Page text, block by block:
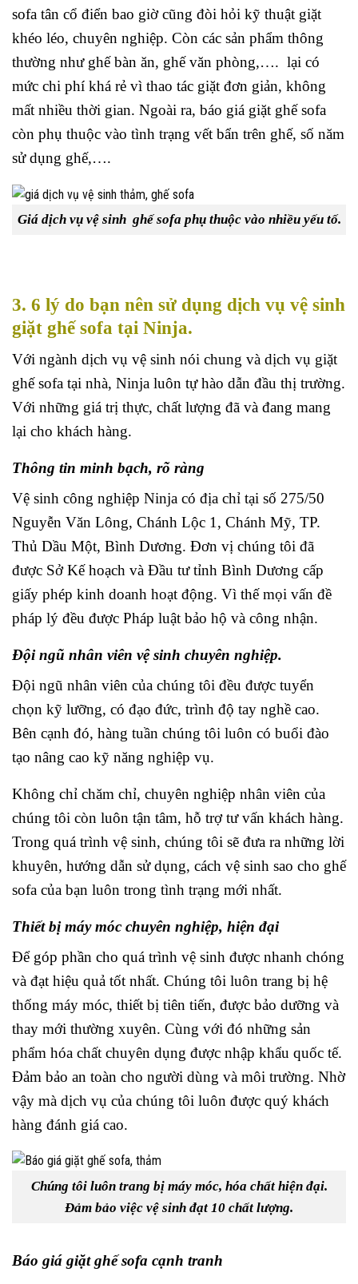
sofa tân cổ điển bao giờ cũng đòi hỏi kỹ thuật giặt
khéo léo, chuyên nghiệp. Còn các sản phẩm thông
thường như ghế bàn ăn, ghế văn phòng,…. lại có
mức chi phí khá rẻ vì thao tác giặt đơn giản, không
mất nhiều thời gian. Ngoài ra, báo giá giặt ghế sofa
còn phụ thuộc vào tình trạng vết bẩn trên ghế, số năm
sử dụng ghế,….
Giá dịch vụ vệ sinh ghế sofa phụ thuộc vào nhiều yếu tố.
3. 6 lý do bạn nên sử dụng dịch vụ vệ sinh
giặt ghế sofa tại Ninja.
Với ngành dịch vụ vệ sinh nói chung và dịch vụ giặt
ghế sofa tại nhà, Ninja luôn tự hào dẫn đầu thị trường.
Với những giá trị thực, chất lượng đã và đang mang
lại cho khách hàng.
Thông tin minh bạch, rõ ràng
Vệ sinh công nghiệp Ninja có địa chỉ tại số 275/50
Nguyễn Văn Lông, Chánh Lộc 1, Chánh Mỹ, TP.
Thủ Dầu Một, Bình Dương. Đơn vị chúng tôi đã
được Sở Kế hoạch và Đầu tư tỉnh Bình Dương cấp
giấy phép kinh doanh hoạt động. Vì thế mọi vấn đề
pháp lý đều được Pháp luật bảo hộ và công nhận.
Đội ngũ nhân viên vệ sinh chuyên nghiệp.
Đội ngũ nhân viên của chúng tôi đều được tuyển
chọn kỹ lưỡng, có đạo đức, trình độ tay nghề cao.
Bên cạnh đó, hàng tuần chúng tôi luôn có buổi đào
tạo nâng cao kỹ năng nghiệp vụ.
Không chỉ chăm chỉ, chuyên nghiệp nhân viên của
chúng tôi còn luôn tận tâm, hỗ trợ tư vấn khách hàng.
Trong quá trình vệ sinh, chúng tôi sẽ đưa ra những lời
khuyên, hướng dẫn sử dụng, cách vệ sinh sao cho ghế
sofa của bạn luôn trong tình trạng mới nhất.
Thiết bị máy móc chuyên nghiệp, hiện đại
Để góp phần cho quá trình vệ sinh được nhanh chóng
và đạt hiệu quả tốt nhất. Chúng tôi luôn trang bị hệ
thống máy móc, thiết bị tiên tiến, được bảo dưỡng và
thay mới thường xuyên. Cùng với đó những sản
phẩm hóa chất chuyên dụng được nhập khẩu quốc tế.
Đảm bảo an toàn cho người dùng và môi trường. Nhờ
vậy mà dịch vụ của chúng tôi luôn được quý khách
hàng đánh giá cao.
Chúng tôi luôn trang bị máy móc, hóa chất hiện đại.
Đảm bảo việc vệ sinh đạt 10 chất lượng.
Báo giá giặt ghế sofa cạnh tranh